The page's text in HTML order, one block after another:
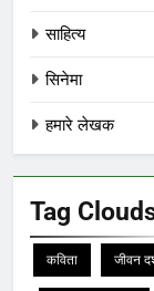
साहित्य
सिनेमा
हमारे लेखक
Tag
कविता जीवन